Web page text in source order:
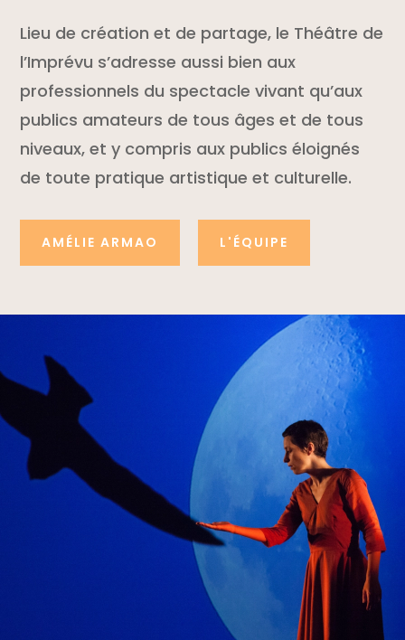
Lieu de création et de partage, le Théâtre de
l’Imprévu s’adresse aussi bien aux
professionnels du spectacle vivant qu’aux
publics amateurs de tous âges et de tous
niveaux, et y compris aux publics éloignés
de toute pratique artistique et culturelle.
AMÉLIE ARMAO L'ÉQUIPE